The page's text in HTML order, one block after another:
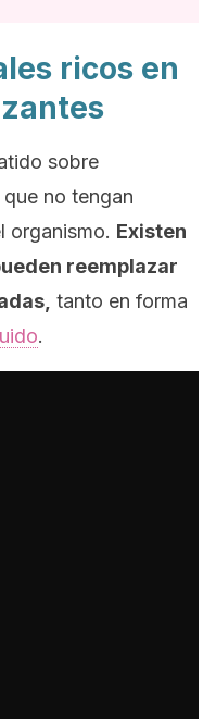
ricos en
sobre
no tengan
organismo. Existen
reemplazar
tanto en forma
.